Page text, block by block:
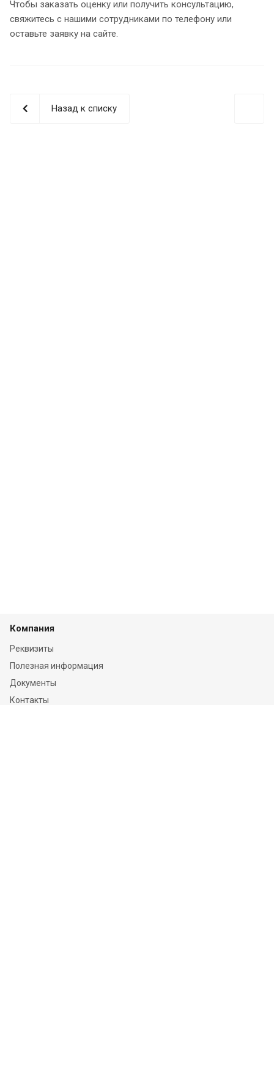
Чтобы заказать оценку или получить консультацию,
свяжитесь с нашими сотрудниками по телефону или
оставьте заявку на сайте.
Назад к списку
Компания
Реквизиты
Полезная информация
Документы
Контакты